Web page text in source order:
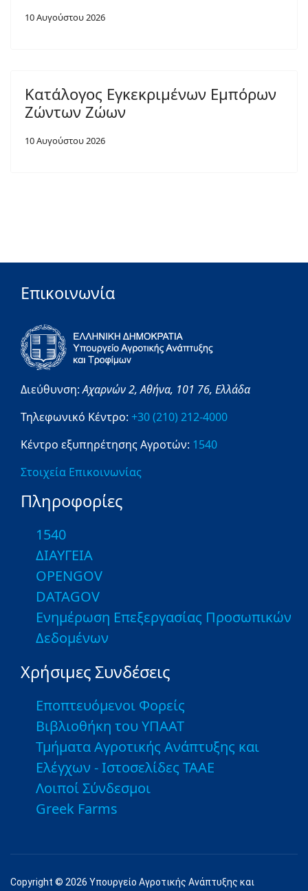
10 Αυγούστου 2026
Κατάλογος Εγκεκριμένων Εμπόρων
Ζώντων Ζώων
10 Αυγούστου 2026
Επικοινωνία
Διεύθυνση:Αχαρνών 2,Αθήνα, 101 76, Ελλάδα
Τηλεφωνικό Κέντρο: +30 (210) 212-4000
Κέντρο εξυπηρέτησης Αγροτών: 1540
Στοιχεία Επικοινωνίας
Πληροφορίες
1540
ΔΙΑΥΓΕΙΑ
OPENGOV
DATAGOV
Ενημέρωση Επεξεργασίας Προσωπικών
Δεδομένων
Χρήσιμες Συνδέσεις
Εποπτευόμενοι Φορείς
Βιβλιοθήκη του ΥΠΑΑΤ
Τμήματα Αγροτικής Ανάπτυξης και
Ελέγχων - Ιστοσελίδες ΤΑΑΕ
Λοιποί Σύνδεσμοι
Greek Farms
Copyright © 2026 Υπουργείο Αγροτικής Ανάπτυξης και